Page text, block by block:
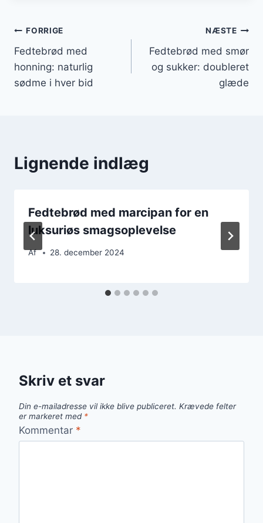
Indlægsnavigation
FORRIGE
Fedtebrød med
honning: naturlig
sødme i hver bid
NÆSTE
Fedtebrød med smør
og sukker: doubleret
glæde
Lignende indlæg
Fedtebrød med marcipan for en
luksuriøs smagsoplevelse
Af 28. december 2024
Skriv et svar
Din e-mailadresse vil ikke blive publiceret. Krævede felter
er markeret med *
Kommentar *